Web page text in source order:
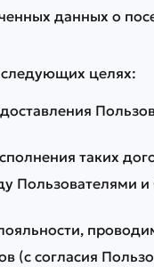
данных о
целях:
таких
Пользователями
(с согласия